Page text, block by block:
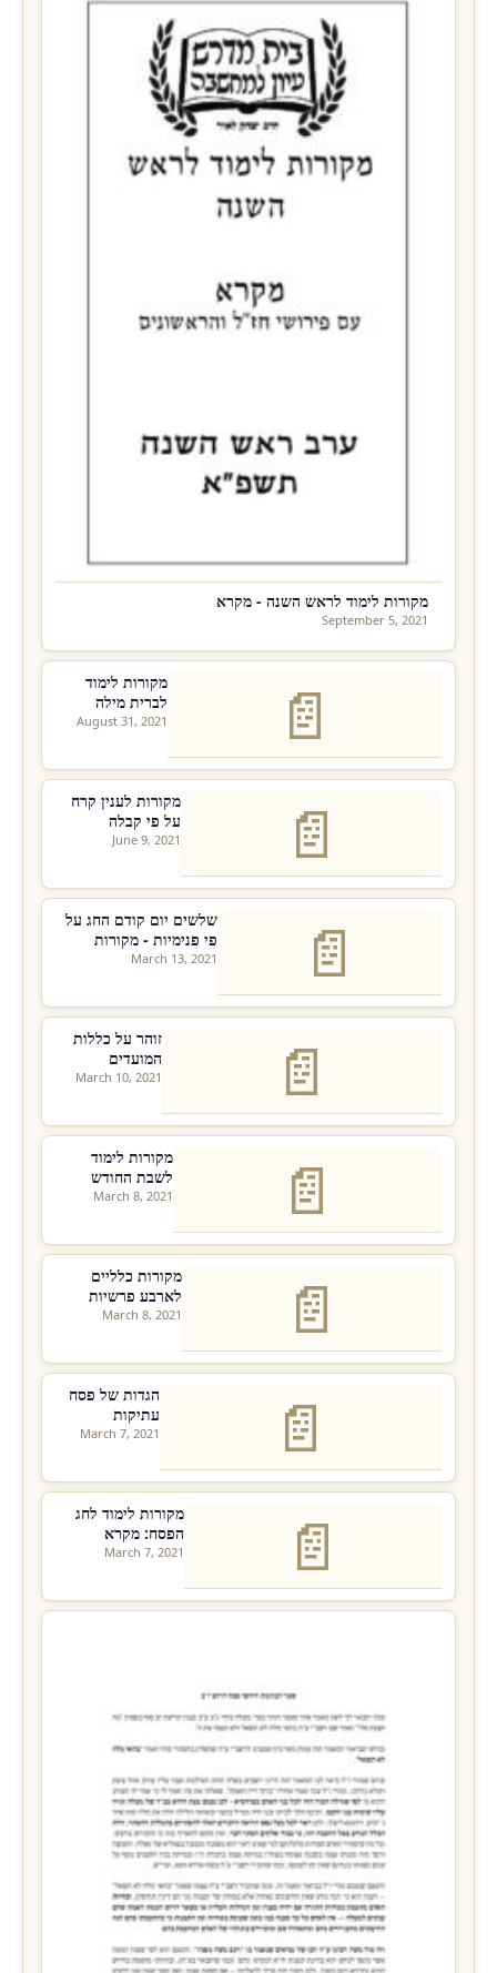
מקורות לימוד לראש השנה - מקרא
September 5, 2021
📄
מקורות לימוד
לברית מילה
August 31, 2021
📄
מקורות לענין קרח
על פי קבלה
June 9, 2021
📄
שלשים יום קודם החג על
פי פנימיות - מקורות
March 13, 2021
📄
זוהר על כללות
המועדים
March 10, 2021
📄
מקורות לימוד
לשבת החודש
March 8, 2021
📄
מקורות כלליים
לארבע פרשיות
March 8, 2021
📄
הגדות של פסח
עתיקות
March 7, 2021
📄
מקורות לימוד לחג
הפסח: מקרא
March 7, 2021